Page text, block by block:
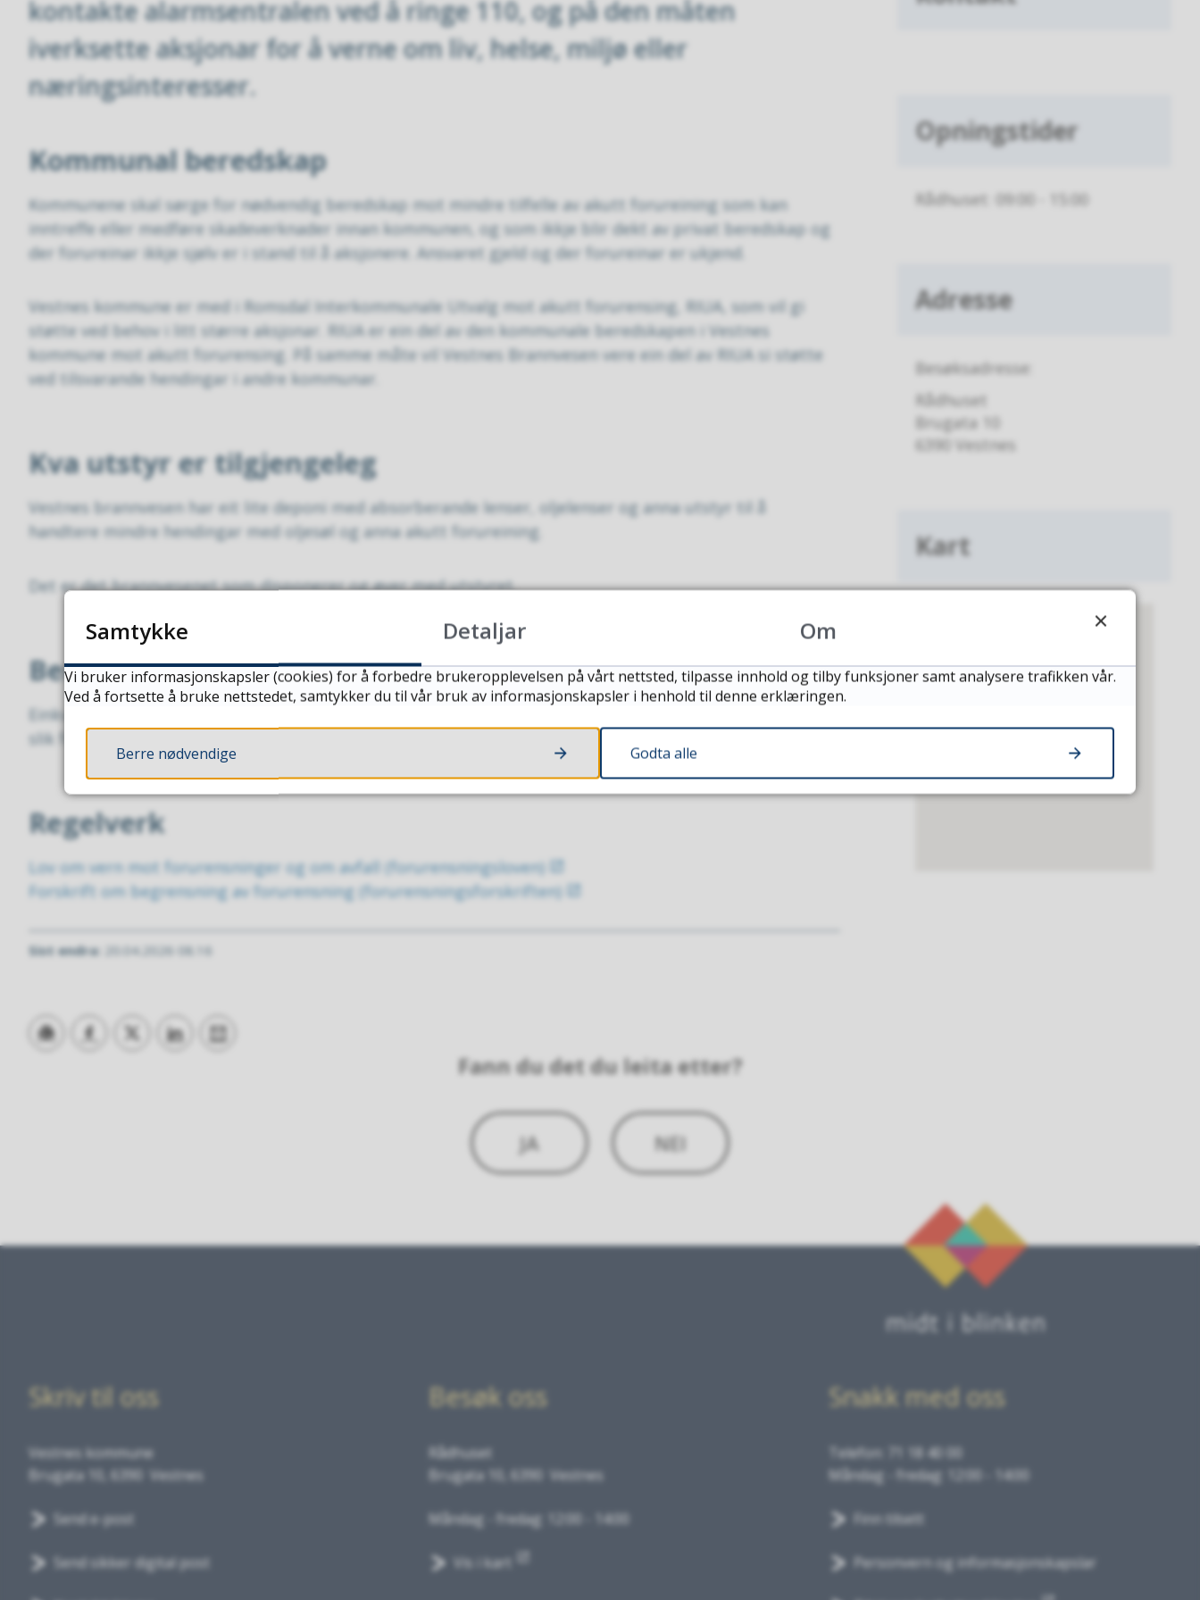
kontakte alarmsentralen ved å ringe 110, og på den måten
iverksette aksjonar for å verne om liv, helse, miljø eller
næringsinteresser.
Kommunal beredskap
Kommunene skal sørge for nødvendig beredskap mot mindre tilfelle av akutt forureining som kan
inntreffe eller medføre skadeverknader innan kommunen, og som ikkje blir dekt av privat beredskap og
der forureinar ikkje sjølv er i stand til å aksjonere. Ansvaret gjeld og der forureinar er ukjend.
Vestnes kommune er med i Romsdal Interkommunale Utvalg mot akutt forurensing, RIUA, som vil gi
støtte ved behov i litt større aksjonar. RIUA er ein del av den kommunale beredskapen i Vestnes
kommune mot akutt forurensing. På samme måte vil Vestnes Brannvesen vere ein del av RIUA si støtte
ved tilsvarande hendingar i andre kommunar.
Kva utstyr er tilgjengeleg
Vestnes brannvesen har eit lite deponi med absorberande lenser, oljelenser og anna utstyr til å
handtere mindre hendingar med oljesøl og anna akutt forureining.
Det er det brannvesenet som disponerer og øver med utstyret.
Beredskap for eiga verksemd
Einkvar organisasjon pliktar å sørge for beredskap for eiga virksemd. Ved akutt forureining eller fare for
slik forureining er den ansvarlege for forureininga pliktig til å iverksette tiltak.
Regelverk
Lov om vern mot forurensninger og om avfall (forurensningsloven)
Forskrift om begrensning av forurensning (forurensningsforskriften)
Sist endra 20.04.2026 08.16
Opningstider
Rådhuset: 09:00 - 15:00
Adresse
Besøksadresse:
Rådhuset
Brugata 10
6390 Vestnes
Kart
Fann du det du leita etter?
JA NEI
Skriv til oss
Vestnes kommune
Brugata 10, 6390 Vestnes
Send e-post
Send sikker digital post
Besøk oss
Rådhuset
Brugata 10, 6390 Vestnes
Måndag - fredag: 12:00 - 14:00
Vis i kart
Snakk med oss
Telefon: 71 18 40 00
Måndag - fredag: 12:00 - 14:00
Finn tilsett
Personvern og informasjonskapslar
Samtykke Detaljar Om
Vi bruker informasjonskapsler (cookies) for å forbedre brukeropplevelsen på vårt nettsted, tilpasse innhold og tilby funksjoner samt analysere trafikken vår.
Ved å fortsette å bruke nettstedet, samtykker du til vår bruk av informasjonskapsler i henhold til denne erklæringen.
Berre nødvendige Godta alle